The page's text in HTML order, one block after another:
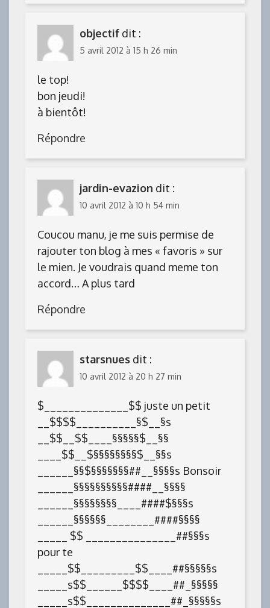
objectif dit :
5 avril 2012 à 15 h 26 min
le top!
bon jeudi!
à bientôt!
Répondre
jardin-evazion dit :
10 avril 2012 à 10 h 54 min
Coucou manu, je me suis permise de
rajouter ton blog à mes « favoris » sur
le mien. Je voudrais quand meme ton
accord… A plus tard
Répondre
starsnues dit :
10 avril 2012 à 20 h 27 min
$______________$$ juste un petit
__$$$$__________§$__§s
__$$__$$____§§§§§$__§§
____$$__$§§§§§§§§$__§§s
______§§$§§§§§§§##__§§§§s Bonsoir
______§§§§§§§§§§####__§§§§
______§§§§§§§§____####$§§§s
______§§§§§§________####§§§§
_____ $$ _______________##§§§s
pour te
_____$$_________$$____##§§§§§s
_____s$$______$$$$____##_§§§§§
_____s$$______________##_§§§§§s